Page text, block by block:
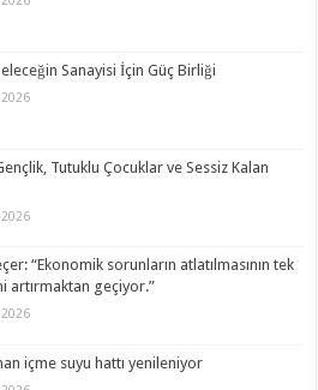
Sanayisi İçin Güç Birliği
Tutuklu Çocuklar ve Sessiz Kalan
“Ekonomik sorunların atlatılmasının tek
artırmaktan geçiyor.”
içme suyu hattı yenileniyor